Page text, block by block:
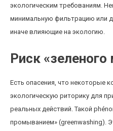
экологическим требованиям.
минимальную фильтрацию или
иначе влияющие на экологию.
Риск «зеленого
Есть опасения, что некоторые
экологическую риторику для
реальных действий. Такой
промыванием» (greenwashing).